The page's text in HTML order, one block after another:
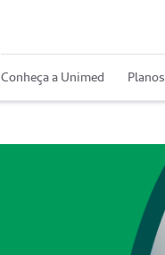
Conheça a Unimed Planos